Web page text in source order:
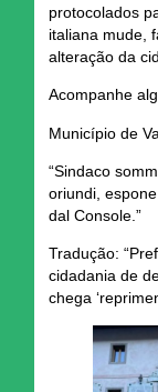
protocolados
italiana mude,
alteração da
Acompanhe
Município de
“Sindaco
oriundi,
dal Console.”
Tradução:
cidadania de
chega